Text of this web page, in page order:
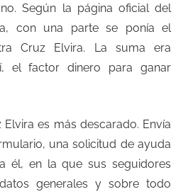
Según la página oficial del
con una parte se ponía el
Cruz Elvira. La suma era
el factor dinero para ganar
es más descarado. Envía
una solicitud de ayuda
él, en la que sus seguidores
generales y sobre todo